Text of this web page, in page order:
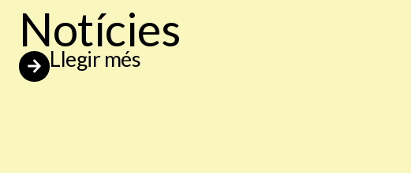
Notícies
Llegir més